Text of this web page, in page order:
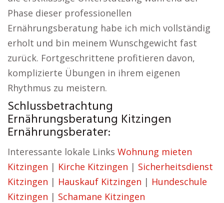
Phase dieser professionellen
Ernährungsberatung habe ich mich vollständig
erholt und bin meinem Wunschgewicht fast
zurück. Fortgeschrittene profitieren davon,
komplizierte Übungen in ihrem eigenen
Rhythmus zu meistern.
Schlussbetrachtung
Ernährungsberatung Kitzingen
Ernährungsberater:
Interessante lokale Links Wohnung mieten
Kitzingen | Kirche Kitzingen | Sicherheitsdienst
Kitzingen | Hauskauf Kitzingen | Hundeschule
Kitzingen | Schamane Kitzingen